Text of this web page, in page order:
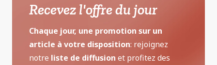
Recevez l'offre du jour
Chaque jour, une promotion sur un
article à votre disposition: rejoignez
notre liste de diffusion et profitez des